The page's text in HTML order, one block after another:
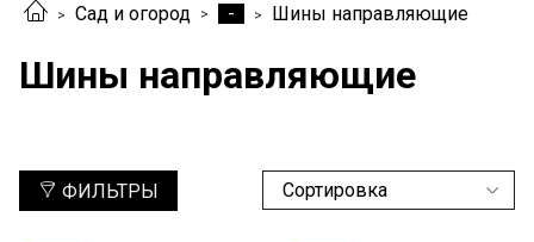
Сад и огород - Шины направляющие
Шины направляющие
ФИЛЬТРЫ